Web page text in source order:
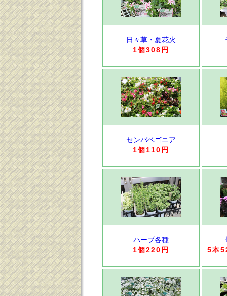
日々草・夏花火
1個308円
センパベゴニア
1個110円
ハーブ各種
1個220円
5本